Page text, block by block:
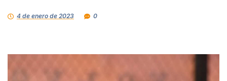
4 de enero de 2023 0